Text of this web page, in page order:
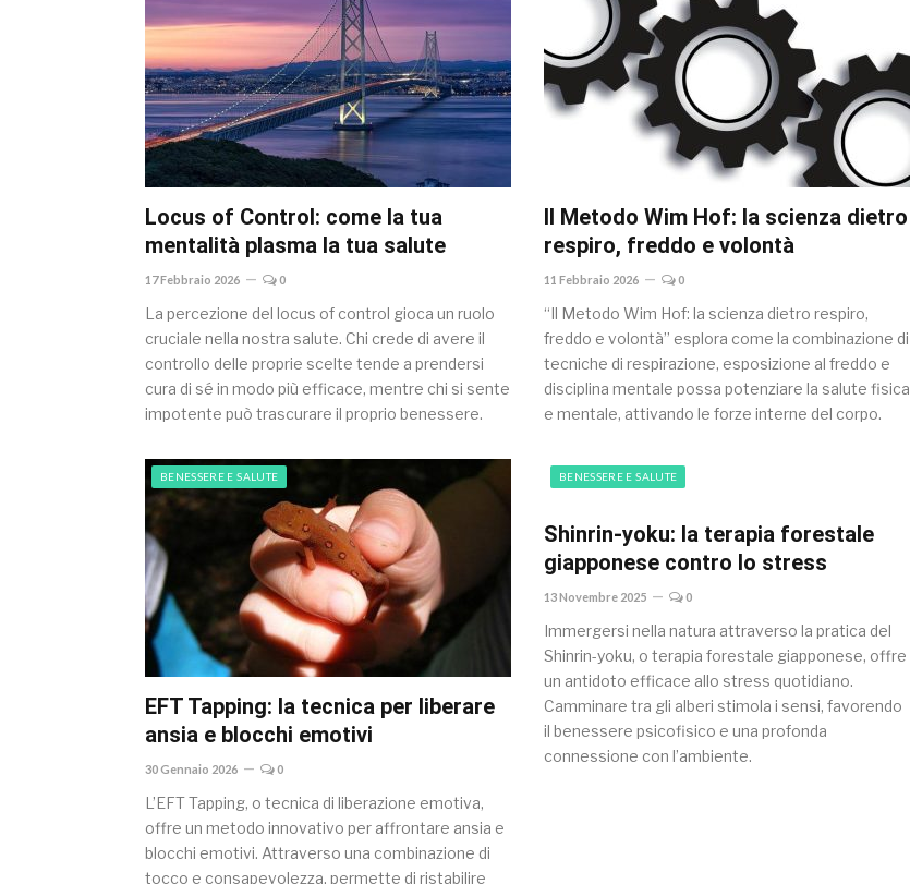
Locus of Control: come la tua
mentalità plasma la tua salute
17 Febbraio 2026 0
La percezione del locus of control gioca un ruolo
cruciale nella nostra salute. Chi crede di avere il
controllo delle proprie scelte tende a prendersi
cura di sé in modo più efficace, mentre chi si sente
impotente può trascurare il proprio benessere.
Il Metodo Wim Hof: la scienza dietro
respiro, freddo e volontà
11 Febbraio 2026 0
“Il Metodo Wim Hof: la scienza dietro respiro,
freddo e volontà” esplora come la combinazione di
tecniche di respirazione, esposizione al freddo e
disciplina mentale possa potenziare la salute fisica
e mentale, attivando le forze interne del corpo.
BENESSERE E SALUTE
EFT Tapping: la tecnica per liberare
ansia e blocchi emotivi
30 Gennaio 2026 0
L’EFT Tapping, o tecnica di liberazione emotiva,
offre un metodo innovativo per affrontare ansia e
blocchi emotivi. Attraverso una combinazione di
tocco e consapevolezza, permette di ristabilire
BENESSERE E SALUTE
Shinrin-yoku: la terapia forestale
giapponese contro lo stress
13 Novembre 2025 0
Immergersi nella natura attraverso la pratica del
Shinrin-yoku, o terapia forestale giapponese, offre
un antidoto efficace allo stress quotidiano.
Camminare tra gli alberi stimola i sensi, favorendo
il benessere psicofisico e una profonda
connessione con l’ambiente.